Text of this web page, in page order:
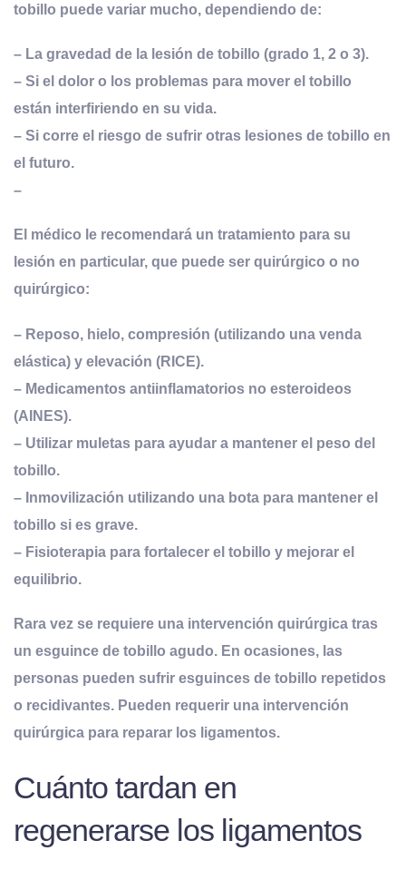
tobillo puede variar mucho, dependiendo de:
– La gravedad de la lesión de tobillo (grado 1, 2 o 3).
– Si el dolor o los problemas para mover el tobillo
están interfiriendo en su vida.
– Si corre el riesgo de sufrir otras lesiones de tobillo en
el futuro.
–
El médico le recomendará un tratamiento para su
lesión en particular, que puede ser quirúrgico o no
quirúrgico:
– Reposo, hielo, compresión (utilizando una venda
elástica) y elevación (RICE).
– Medicamentos antiinflamatorios no esteroideos
(AINES).
– Utilizar muletas para ayudar a mantener el peso del
tobillo.
– Inmovilización utilizando una bota para mantener el
tobillo si es grave.
– Fisioterapia para fortalecer el tobillo y mejorar el
equilibrio.
Rara vez se requiere una intervención quirúrgica tras
un esguince de tobillo agudo. En ocasiones, las
personas pueden sufrir esguinces de tobillo repetidos
o recidivantes. Pueden requerir una intervención
quirúrgica para reparar los ligamentos.
Cuánto tardan en
regenerarse los ligamentos